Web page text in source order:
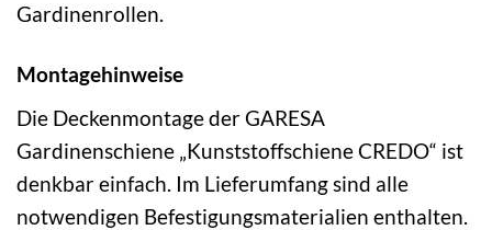
Gardinenrollen.
Montagehinweise
Die Deckenmontage der GARESA
Gardinenschiene „Kunststoffschiene CREDO“ ist
denkbar einfach. Im Lieferumfang sind alle
notwendigen Befestigungsmaterialien enthalten.